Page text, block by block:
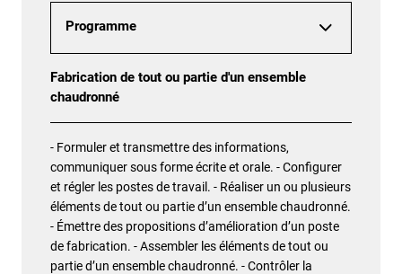
Programme
Fabrication de tout ou partie d'un ensemble
chaudronné
- Formuler et transmettre des informations,
communiquer sous forme écrite et orale. - Configurer
et régler les postes de travail. - Réaliser un ou plusieurs
éléments de tout ou partie d’un ensemble chaudronné.
- Émettre des propositions d’amélioration d’un poste
de fabrication. - Assembler les éléments de tout ou
partie d’un ensemble chaudronné. - Contrôler la